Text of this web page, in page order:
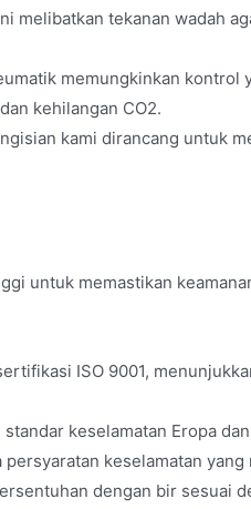
melibatkan tekanan wadah
memungkinkan kontrol
kehilangan CO2.
kami dirancang untuk
untuk memastikan
ISO 9001,
keselamatan Eropa
keselamatan yang
dengan bir sesuai